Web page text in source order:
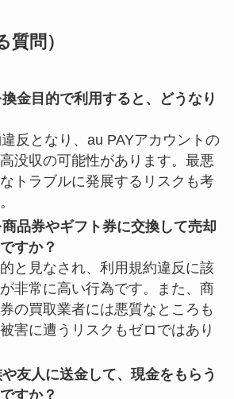
質問）
金目的で利用すると、どうなり
反となり、au PAYアカウントの
没収の可能性があります。最悪
トラブルに発展するリスクも考
品券やギフト券に交換して売却
すか？
と見なされ、利用規約違反に該
非常に高い行為です。また、商
の買取業者には悪質なところも
害に遭うリスクもゼロではあり
友人に送金して、現金をもらう
すか？